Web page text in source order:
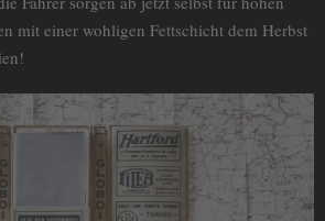
mit einer wohligen Fettschicht dem Herbst